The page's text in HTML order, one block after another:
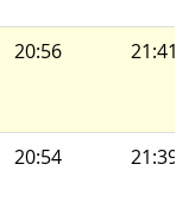
20:56 21:41
20:54 21:39